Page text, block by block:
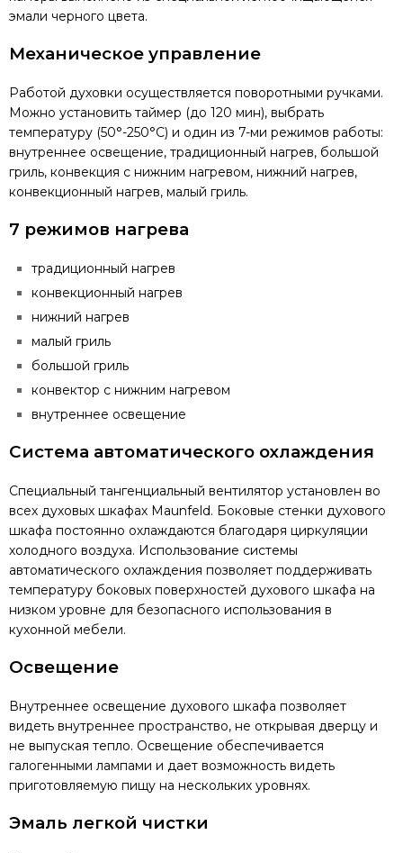
эмали черного цвета.
Механическое управление
Работой духовки осуществляется поворотными ручками.
Можно установить таймер (до 120 мин), выбрать
температуру (50°-250°C) и один из 7-ми режимов работы:
внутреннее освещение, традиционный нагрев, большой
гриль, конвекция с нижним нагревом, нижний нагрев,
конвекционный нагрев, малый гриль.
7 режимов нагрева
традиционный нагрев
конвекционный нагрев
нижний нагрев
малый гриль
большой гриль
конвектор с нижним нагревом
внутреннее освещение
Система автоматического охлаждения
Специальный тангенциальный вентилятор установлен во
всех духовых шкафах Maunfeld. Боковые стенки духового
шкафа постоянно охлаждаются благодаря циркуляции
холодного воздуха. Использование системы
автоматического охлаждения позволяет поддерживать
температуру боковых поверхностей духового шкафа на
низком уровне для безопасного использования в
кухонной мебели.
Освещение
Внутреннее освещение духового шкафа позволяет
видеть внутреннее пространство, не открывая дверцу и
не выпуская тепло. Освещение обеспечивается
галогенными лампами и дает возможность видеть
приготовляемую пищу на нескольких уровнях.
Эмаль легкой чистки